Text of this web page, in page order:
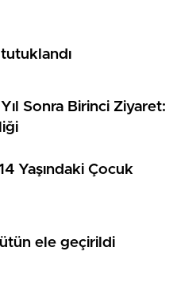
tutuklandı
Sonra Birinci Ziyaret:
Yaşındaki Çocuk
ele geçirildi